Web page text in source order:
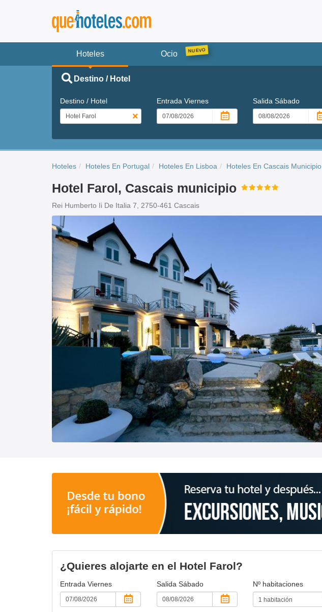
Hoteles Ocio
Destino / Hotel
Destino / Hotel Entrada Viernes SalidaSábado
Hoteles Hoteles En Portugal Hoteles En Lisboa Hoteles En Cascais Municipio
Hotel Farol, Cascais municipio
Rei Humberto Ii De Italia 7, 2750-461 Cascais
¿Quieres alojarte en el Hotel Farol?
Entrada Viernes Salida Sábado Nº habitaciones